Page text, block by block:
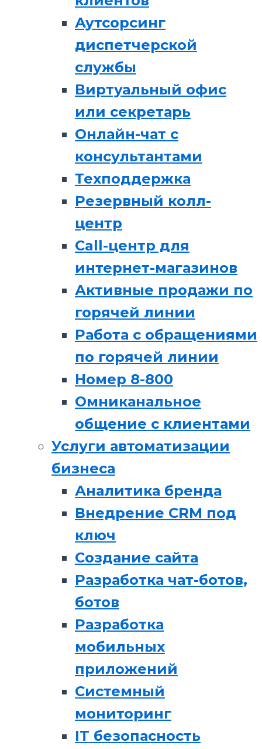
Аутсорсинг
диспетчерской
службы
Виртуальный офис
или секретарь
Онлайн-чат с
консультантами
Техподдержка
Резервный колл-
центр
Call-центр для
интернет-магазинов
Активные продажи по
горячей линии
Работа с обращениями
по горячей линии
Номер 8-800
Омниканальное
общение с клиентами
Услуги автоматизации
бизнеса
Аналитика бренда
Внедрение CRM под
ключ
Создание сайта
Разработка чат-ботов,
ботов
Разработка
мобильных
приложений
Системный
мониторинг
IT безопасность